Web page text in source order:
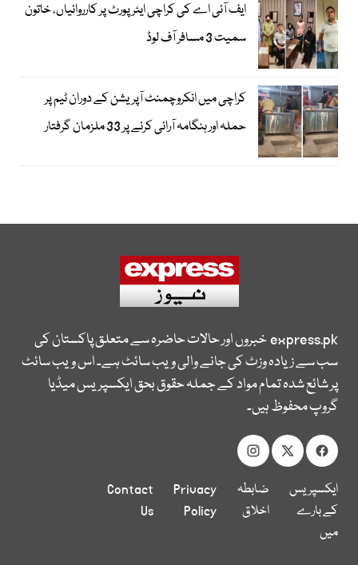
ایف آئی اے کی کراچی ایئرپورٹ پر کارروائیاں، خاتون
سمیت 3 مسافر آف لوڈ
کراچی میں انکروچمنٹ آپریشن کے دوران ٹیم پر
حملہ اور ہنگامہ آرائی کرنے پر 33 ملزمان گرفتار
express.pkخبروں اور حالات حاضرہ سے متعلق پاکستان کی
سب سے زیادہ وزٹ کی جانے والی ویب سائٹ ہے۔ اس ویب سائٹ
پر شائع شدہ تمام مواد کے جملہ حقوق بحق ایکسپریس میڈیا
گروپ محفوظ ہیں۔
ایکسپریس
کے بارے
میں
ضابطہ
اخلاق
Privacy
Policy
Contact
Us